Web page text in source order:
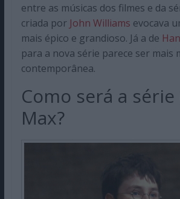
entre as músicas dos filmes e da
criada por John Williams evocava
mais épico e grandioso. Já a de
para a nova série parece ser mais
contemporânea.
Como será a série
Max?